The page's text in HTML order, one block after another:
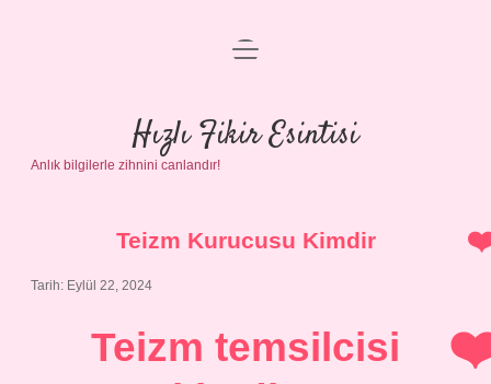
Anasayfa
Gizlilik Politikası
Yasal Uyarı
menüyü
Hızlı Fikir Esintisi
Anlık bilgilerle zihnini canlandır!
Teizm Kurucusu Kimdir
Tarih: Eylül 22, 2024
Teizm temsilcisi